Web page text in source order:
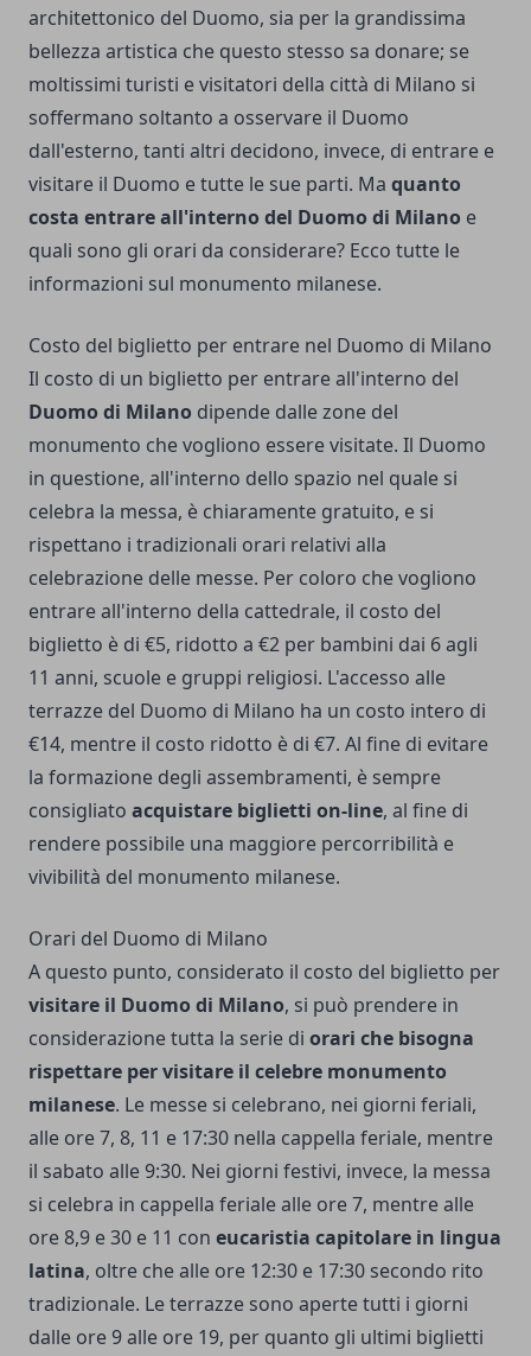
architettonico del Duomo, sia per la grandissima
bellezza artistica che questo stesso sa donare; se
moltissimi turisti e visitatori della città di Milano si
soffermano soltanto a osservare il Duomo
dall'esterno, tanti altri decidono, invece, di entrare e
visitare il Duomo e tutte le sue parti. Ma quanto
costa entrare all'interno del Duomo di Milano e
quali sono gli orari da considerare? Ecco tutte le
informazioni sul monumento milanese.
Costo del biglietto per entrare nel Duomo di Milano
Il costo di un biglietto per entrare all'interno del
Duomo di Milano dipende dalle zone del
monumento che vogliono essere visitate. Il Duomo
in questione, all'interno dello spazio nel quale si
celebra la messa, è chiaramente gratuito, e si
rispettano i tradizionali orari relativi alla
celebrazione delle messe. Per coloro che vogliono
entrare all'interno della cattedrale, il costo del
biglietto è di €5, ridotto a €2 per bambini dai 6 agli
11 anni, scuole e gruppi religiosi. L'accesso alle
terrazze del Duomo di Milano ha un costo intero di
€14, mentre il costo ridotto è di €7. Al fine di evitare
la formazione degli assembramenti, è sempre
consigliato acquistare biglietti on-line, al fine di
rendere possibile una maggiore percorribilità e
vivibilità del monumento milanese.
Orari del Duomo di Milano
A questo punto, considerato il costo del biglietto per
visitare il Duomo di Milano, si può prendere in
considerazione tutta la serie di orari che bisogna
rispettare per visitare il celebre monumento
milanese. Le messe si celebrano, nei giorni feriali,
alle ore 7, 8, 11 e 17:30 nella cappella feriale, mentre
il sabato alle 9:30. Nei giorni festivi, invece, la messa
si celebra in cappella feriale alle ore 7, mentre alle
ore 8,9 e 30 e 11 con eucaristia capitolare in lingua
latina, oltre che alle ore 12:30 e 17:30 secondo rito
tradizionale. Le terrazze sono aperte tutti i giorni
dalle ore 9 alle ore 19, per quanto gli ultimi biglietti